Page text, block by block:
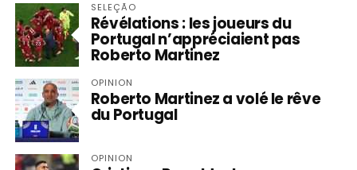
SELEÇÃO
Révélations : les joueurs du
Portugal n’appréciaient pas
Roberto Martinez
OPINION
Roberto Martinez a volé le rêve
du Portugal
OPINION